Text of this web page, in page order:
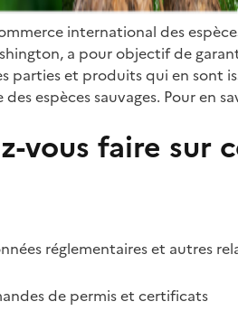
international des
a pour objectif de
parties et produits qui en sont
espèces sauvages. Pour en
vous faire sur
réglementaires et autres
de permis et certificats